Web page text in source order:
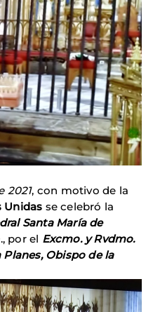
2021, con motivo de la
Unidas se celebró la
Santa María de
., por el Excmo. y Rvdmo.
Obispo de la